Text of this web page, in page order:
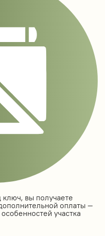
ключ, вы получаете
оплаты —
участка